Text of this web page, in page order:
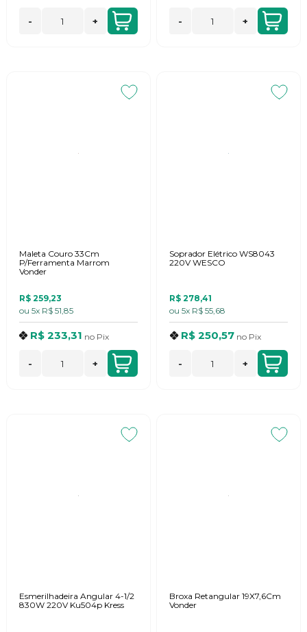
- + - +
Maleta Couro 33Cm
P/Ferramenta Marrom
Vonder
R$ 259,23
ou 5x R$ 51,85
R$ 233,31 no Pix
- +
Soprador Elétrico WS8043
220V WESCO
R$ 278,41
ou 5x R$ 55,68
R$ 250,57 no Pix
- +
Esmerilhadeira Angular 4-1/2
830W 220V Ku504p Kress
Broxa Retangular 19X7,6Cm
Vonder